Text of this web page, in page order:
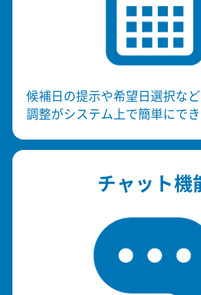
候補日の提示や希望日選択な
調整がシステム上で簡単にでき
チャット機